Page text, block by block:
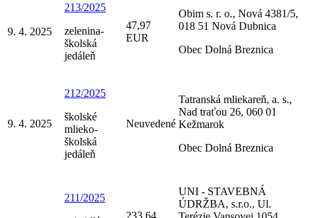
9. 4. 2025
213/2025
zelenina-
školská
jedáleň
47,97
EUR
Obim s. r. o., Nová 4381/5,
018 51 Nová Dubnica
Obec Dolná Breznica
9. 4. 2025
212/2025
školské
mlieko-
školská
jedáleň
Neuvedené
Tatranská mliekareň, a. s.,
Nad traťou 26, 060 01
Kežmarok
Obec Dolná Breznica
211/2025
233,64
UNI - STAVEBNÁ
ÚDRŽBA, s.r.o., Ul.